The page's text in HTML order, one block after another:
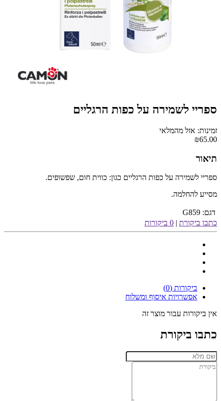
ספריי לשמירה על כפות הרגליים
זמינות: אזל מהמלאי
₪65.00
תיאור
ספריי לשמירה על כפות הרגליים כגון: כווית חום, שפשופים.
מסייע להחלמה.
דגם: G859
כתבו ביקורת | 0 ביקורות
ביקורות (0)
אפשרויות איסוף ומשלוח
אין ביקורות עבור מוצר זה
כתבו ביקורת